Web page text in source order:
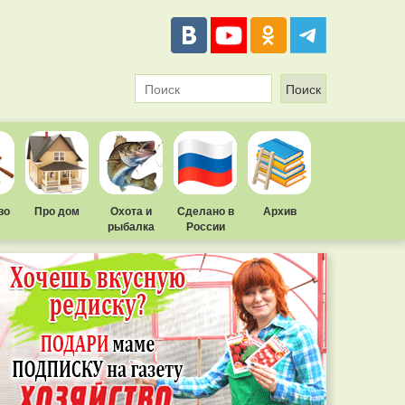
Про дом
Охота и
рыбалка
Сделано в
России
Архив